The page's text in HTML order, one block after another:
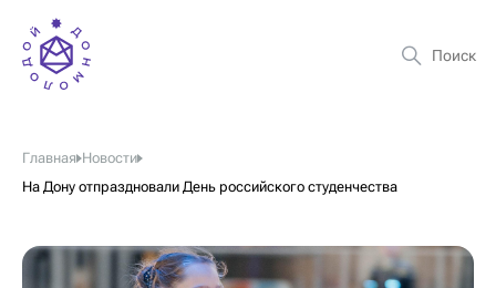
Главная Новости
На Дону отпраздновали День российского студенчества